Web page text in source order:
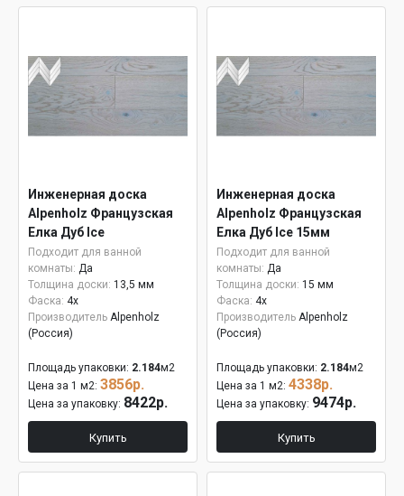
Инженерная доска
Alpenholz Французская
Елка Дуб Ice
Подходит для ванной
комнаты: Да
Толщина доски: 13,5 мм
Фаска: 4x
Производитель Alpenholz
(Россия)
Площадь упаковки: 2.184м2
Цена за 1 м2: 3856р.
Цена за упаковку: 8422р.
Купить
Инженерная доска
Alpenholz Французская
Елка Дуб Ice 15мм
Подходит для ванной
комнаты: Да
Толщина доски: 15 мм
Фаска: 4x
Производитель Alpenholz
(Россия)
Площадь упаковки: 2.184м2
Цена за 1 м2: 4338р.
Цена за упаковку: 9474р.
Купить